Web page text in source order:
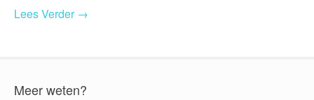
Lees Verder →
Meer weten?